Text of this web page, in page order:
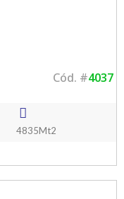
Cód. #4037
4835Mt2